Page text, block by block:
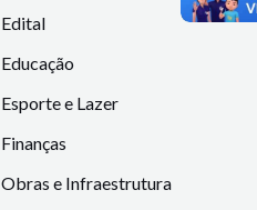
Edital
Educação
Esporte e Lazer
Finanças
Obras e Infraestrutura